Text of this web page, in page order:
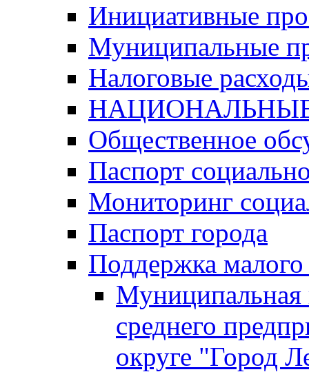
Инициативные
Муниципальные
Налоговые
Общественное
Паспорт
Мониторинг
Паспорт города
Поддержка малого
Муниципальная
среднего
округе "Город